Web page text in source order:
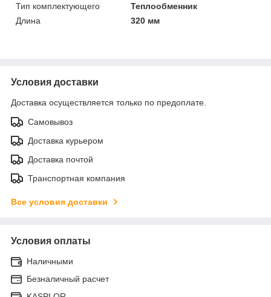
Тип комплектующего
Теплообменник
Длина
320 мм
Условия доставки
Доставка осуществляется только по предоплате.
Самовывоз
Доставка курьером
Доставка почтой
Транспортная компания
Все условия доставки
Условия оплаты
Наличными
Безналичный расчет